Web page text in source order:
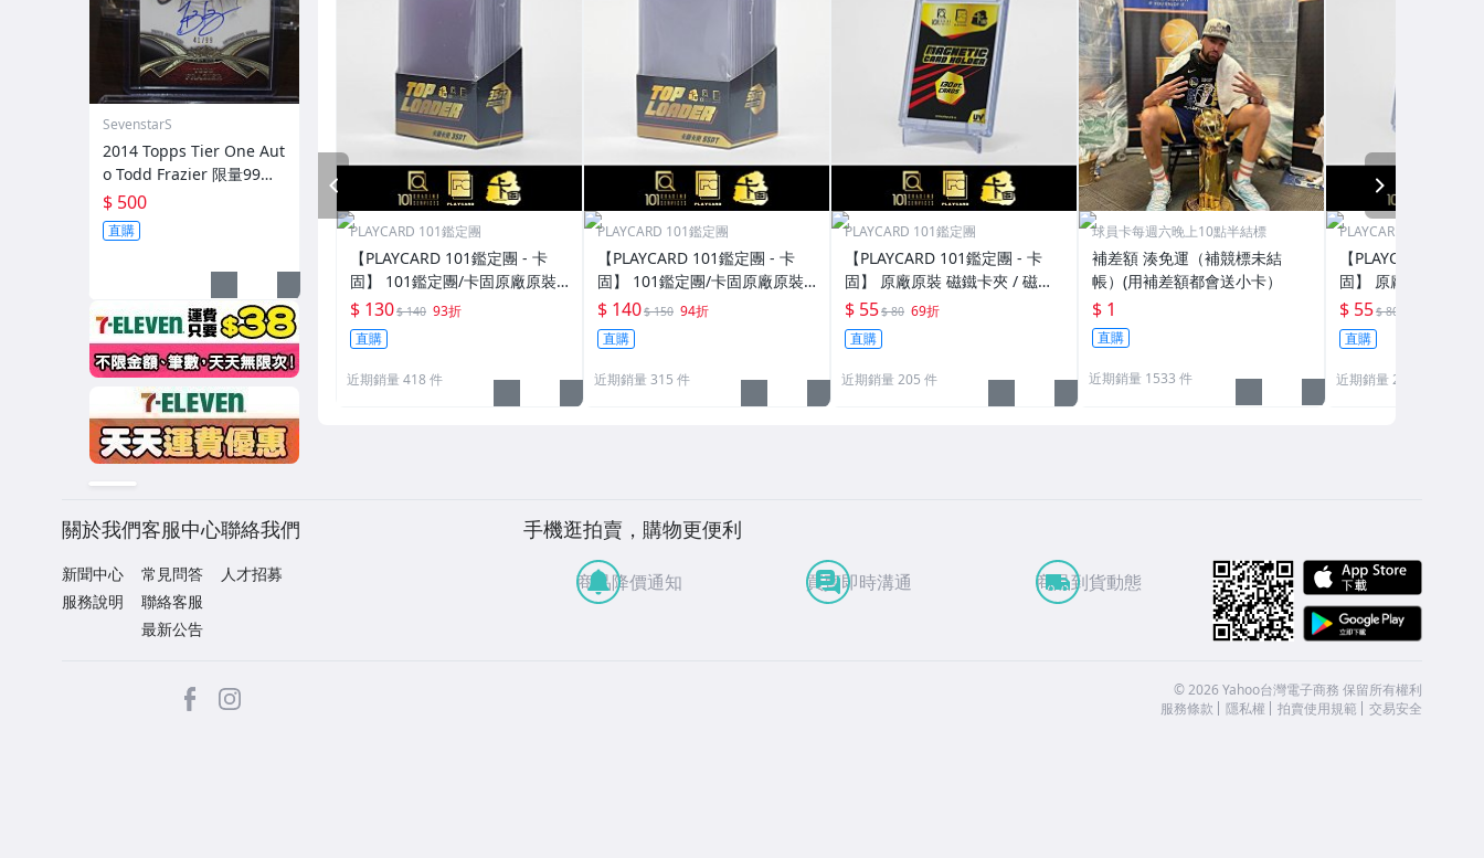
PLAYCARD 101鑑定團
【PLAYCARD 101鑑定團 - 卡
固】 101鑑定團/卡固原廠原裝
一般卡夾 / 塑膠殼 尺寸：35pt
$ 130$ 140 93折
直購
近期銷量 418 件
PLAYCARD 101鑑定團
【PLAYCARD 101鑑定團 - 卡
固】 101鑑定團/卡固原廠原裝
一般卡夾 / 塑膠殼 尺寸：55pt
$ 140$ 150 94折
直購
近期銷量 315 件
PLAYCARD 101鑑定團
【PLAYCARD 101鑑定團 - 卡
固】 原廠原裝 磁鐵卡夾 / 磁鐵
殼 尺寸：130pt / CPH130
$ 55$ 80 69折
直購
近期銷量 205 件
球員卡每週六晚上10點半結標
補差額 湊免運（補競標未結
帳）(用補差額都會送小卡）
$ 1
直購
近期銷量 1533 件
PLAYCARD 101鑑定團
【PLAYCARD 101
固】 原廠原裝 磁鐵
殼 尺寸：55pt /
$ 55$ 80
直購
近期銷量 272 件
SevenstarS
2014 Topps Tier One Aut
o Todd Frazier 限量99張
簽名卡
$ 500
直購
關於我們
新聞中心
服務說明
客服中心
常見問答
聯絡客服
最新公告
聯絡我們
人才招募
手機逛拍賣，購物更便利
商品降價通知 買賣即時溝通 商品到貨動態
facebook ©2026 Yahoo台灣電子商務 保留所有權利
服務條款
隱私權 拍賣使用規範 交易安全